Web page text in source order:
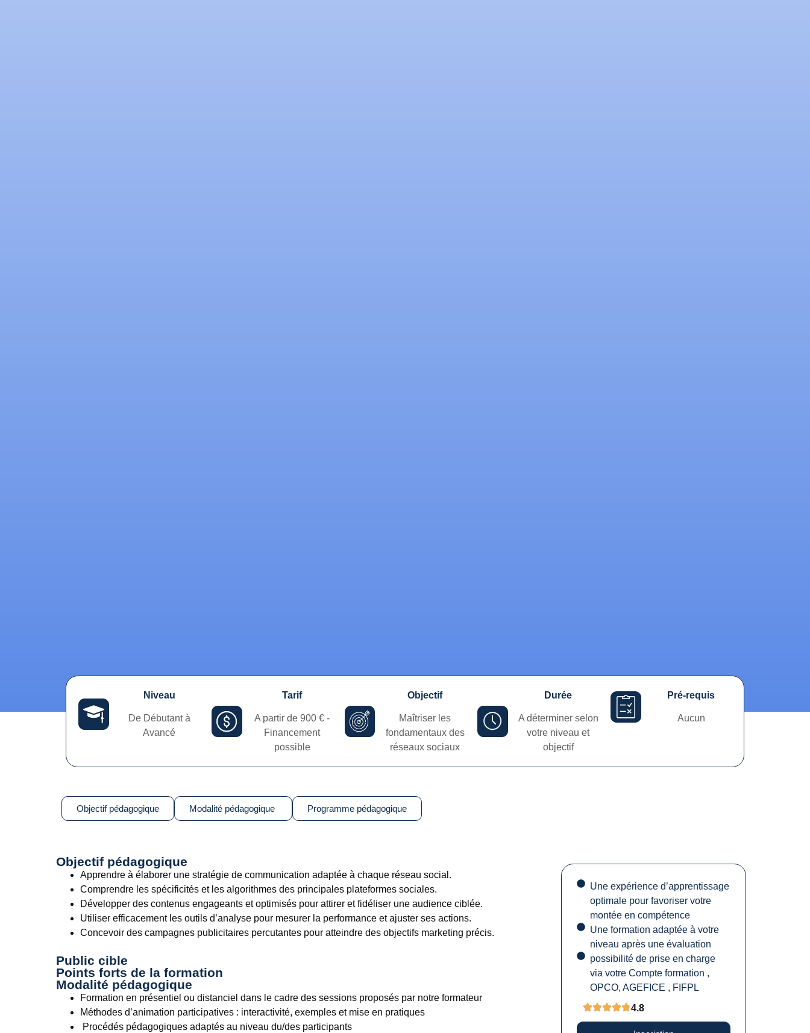
Niveau
De Débutant à
Avancé
Tarif
A partir de 900 € -
Financement
possible
Objectif
Maîtriser les
fondamentaux des
réseaux sociaux
Durée
A déterminer selon
votre niveau et
objectif
Pré-requis
Aucun
Objectif pédagogique Modalité pédagogique Programme pédagogique
Objectif pédagogique
Apprendre à élaborer une stratégie de communication adaptée à chaque réseau social.
Comprendre les spécificités et les algorithmes des principales plateformes sociales.
Développer des contenus engageants et optimisés pour attirer et fidéliser une audience ciblée.
Utiliser efficacement les outils d’analyse pour mesurer la performance et ajuster ses actions.
Concevoir des campagnes publicitaires percutantes pour atteindre des objectifs marketing précis.
Public cible
Points forts de la formation
Modalité pédagogique
Formation en présentiel ou distanciel dans le cadre des sessions proposés par notre formateur
Méthodes d’animation participatives : interactivité, exemples et mise en pratiques
Procédés pédagogiques adaptés au niveau du/des participants
Une expérience d’apprentissage
optimale pour favoriser votre
montée en compétence
Une formation adaptée à votre
niveau après une évaluation
possibilité de prise en charge
via votre Compte formation ,
OPCO, AGEFICE , FIFPL
4.8